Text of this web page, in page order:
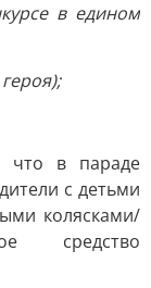
в едином
что в параде
с детьми
колясками/
средство